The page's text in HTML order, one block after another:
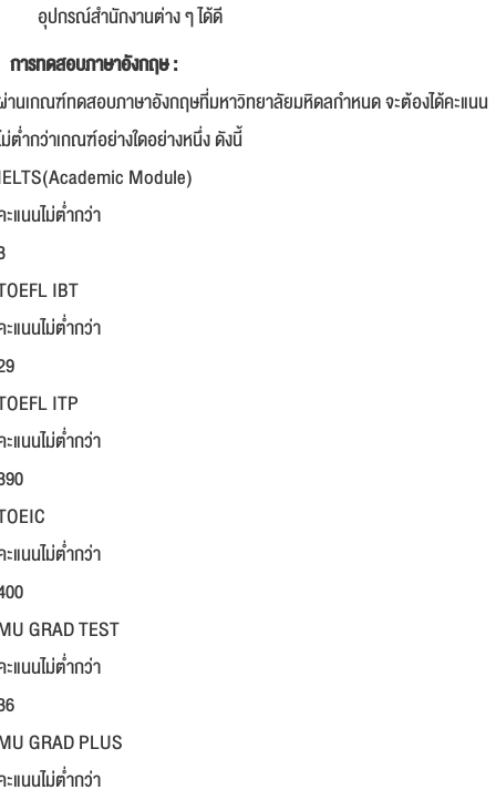
อุปกรณ์สำนักงานต่าง ๆ ได้ดี
การทดสอบภาษาอังกฤษ :
านเกณฑ์ทดสอบภาษาอังกฤษที่มหาวิทยาลัยมหิดลกำหนด จะต้องได้คะแนน
ม่ต่ำกว่าเกณฑ์อย่างใดอย่างหนึ่ง ดังนี้
Module)
แนนไม่ต่ำกว่า
IBT
แนนไม่ต่ำกว่า
ITP
แนนไม่ต่ำกว่า
แนนไม่ต่ำกว่า
GRAD TEST
แนนไม่ต่ำกว่า
GRAD PLUS
แนนไม่ต่ำกว่า